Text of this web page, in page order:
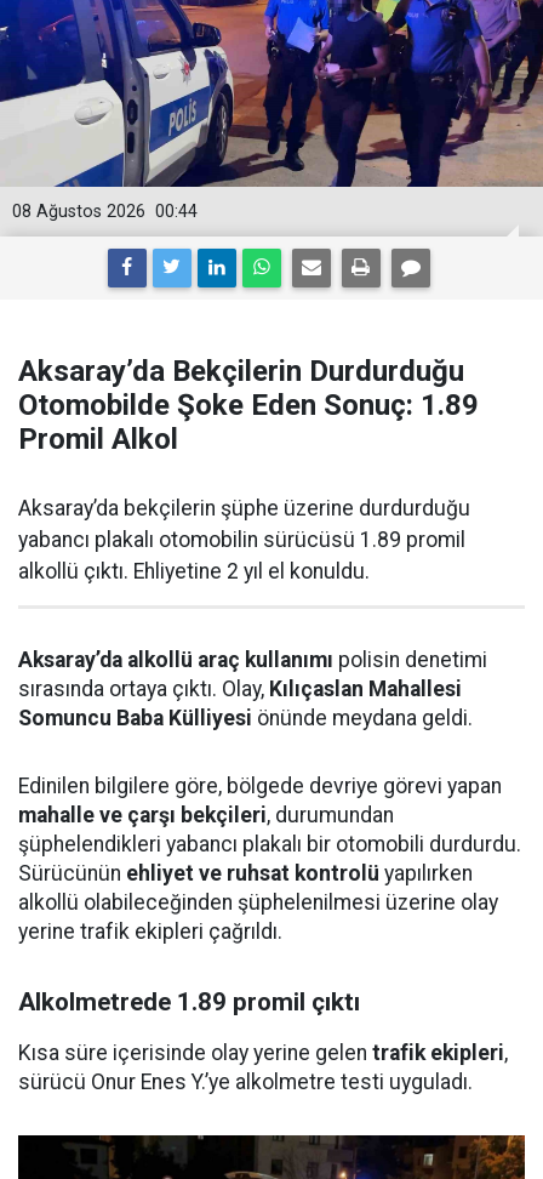
00:44
08 Ağustos 2026
Aksaray’da Bekçilerin Durdurduğu
Otomobilde Şoke Eden Sonuç: 1.89
Promil Alkol
Aksaray’da bekçilerin şüphe üzerine durdurduğu
yabancı plakalı otomobilin sürücüsü 1.89 promil
alkollü çıktı. Ehliyetine 2 yıl el konuldu.
Aksaray’da alkollü araç kullanımı polisin denetimi
sırasında ortaya çıktı. Olay, Kılıçaslan Mahallesi
Somuncu Baba Külliyesi önünde meydana geldi.
Edinilen bilgilere göre, bölgede devriye görevi yapan
mahalle ve çarşı bekçileri, durumundan
şüphelendikleri yabancı plakalı bir otomobili durdurdu.
Sürücünün ehliyet ve ruhsat kontrolü yapılırken
alkollü olabileceğinden şüphelenilmesi üzerine olay
yerine trafik ekipleri çağrıldı.
Alkolmetrede 1.89 promil çıktı
Kısa süre içerisinde olay yerine gelen trafik ekipleri,
sürücü Onur Enes Y.’ye alkolmetre testi uyguladı.